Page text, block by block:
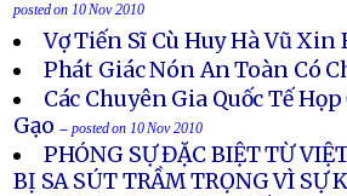
posted on 10 Nov 2010
Vợ Tiến Sĩ Cù Huy Hà Vũ Xin
Phát Giác Nón An Toàn Có
Các Chuyên Gia Quốc Tế
Gạo -- posted on 10 Nov 2010
PHÓNG SỰ ĐẶC BIỆT TỪ
BỊ SA SÚT TRẦM TRỌNG VÌ SỰ